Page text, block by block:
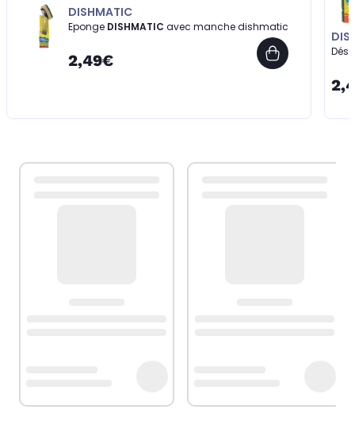
DISHMATIC
Eponge DISHMATIC avec manche dishmatic
2,49€